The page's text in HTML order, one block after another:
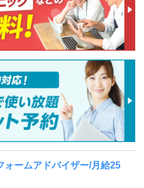
ォームアドバイザー/月給25